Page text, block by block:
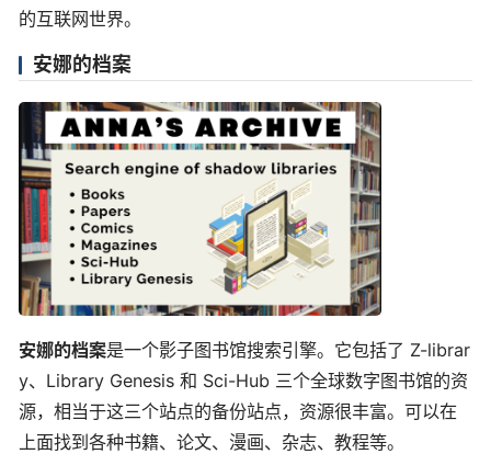
的互联网世界。
安娜的档案
安娜的档案是一个影子图书馆搜索引擎。它包括了 Z-librar
y、Library Genesis 和 Sci-Hub 三个全球数字图书馆的资
源，相当于这三个站点的备份站点，资源很丰富。可以在
上面找到各种书籍、论文、漫画、杂志、教程等。